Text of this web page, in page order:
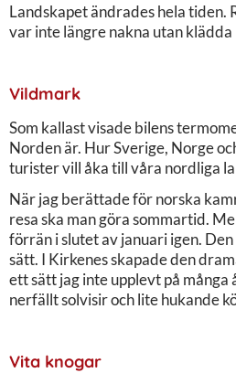
Landskapet ändrades hela
var inte längre nakna utan
Vildmark
Som kallast visade bilens
Norden är. Hur Sverige, Norge
turister vill åka till våra nordliga
När jag berättade för norska
resa ska man göra sommartid.
förrän i slutet av januari igen.
sätt. I Kirkenes skapade den
ett sätt jag inte upplevt på
nerfällt solvisir och lite hukande
Vita knogar